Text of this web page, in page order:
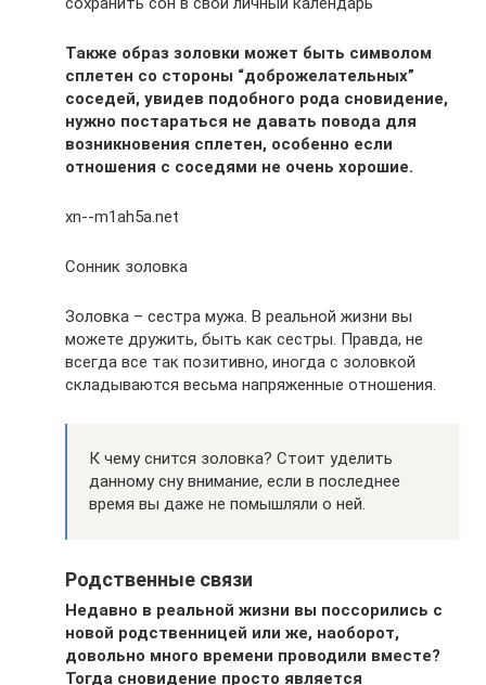
Также образ золовки может быть символом
сплетен со стороны “доброжелательных”
соседей, увидев подобного рода сновидение,
нужно постараться не давать повода для
возникновения сплетен, особенно если
отношения с соседями не очень хорошие.
xn--m1ah5a.net
Сонник золовка
Золовка – сестра мужа. В реальной жизни вы
можете дружить, быть как сестры. Правда, не
всегда все так позитивно, иногда с золовкой
складываются весьма напряженные отношения.
К чему снится золовка? Стоит уделить
данному сну внимание, если в последнее
время вы даже не помышляли о ней.
Родственные связи
Недавно в реальной жизни вы поссорились с
новой родственницей или же, наоборот,
довольно много времени проводили вместе?
Тогда сновидение просто является